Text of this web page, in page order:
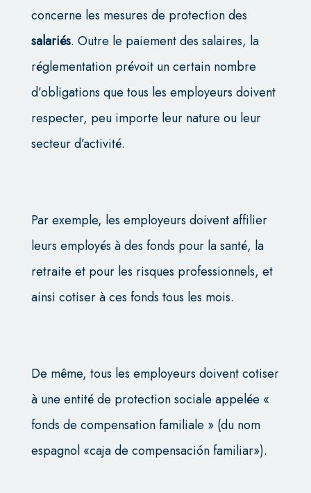
concerne les mesures de protection des
salariés. Outre le paiement des salaires, la
réglementation prévoit un certain nombre
d’obligations que tous les employeurs doivent
respecter, peu importe leur nature ou leur
secteur d’activité.
Par exemple, les employeurs doivent affilier
leurs employés à des fonds pour la santé, la
retraite et pour les risques professionnels, et
ainsi cotiser à ces fonds tous les mois.
De même, tous les employeurs doivent cotiser
à une entité de protection sociale appelée «
fonds de compensation familiale » (du nom
espagnol «caja de compensación familiar»).